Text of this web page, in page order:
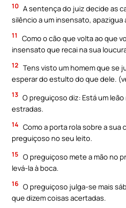
10 A sentença do juiz decide as
silêncio a um insensato,
11
Como o cão que volta ao que
insensato que recai na sua
12 Tens visto um homem que se
esperar do estulto do que dele.
13 O preguiçoso diz: Está um
estradas.
14 Como a porta rola sobre a sua
preguiçoso no seu leito.
15 O preguiçoso mete a mão no
levá-la à boca.
16 O preguiçoso julga-se mais
que dizem coisas acertadas.